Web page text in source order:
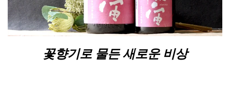
꽃향기로 물든 새로운 비상